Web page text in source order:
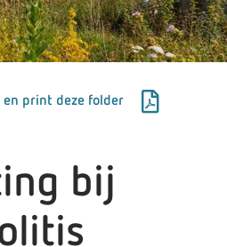
en print deze folder
bij